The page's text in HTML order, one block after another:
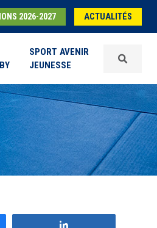
2026-2027 ACTUALITÉS
SPORT AVENIR
JEUNESSE